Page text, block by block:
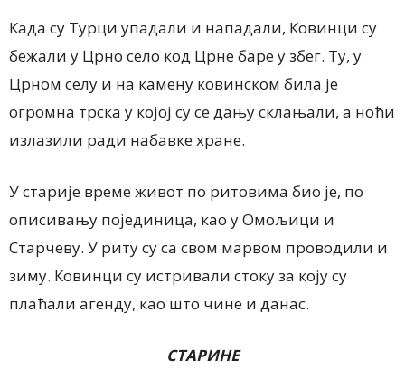
Када су Турци упадали и нападали, Ковинци су
бежали у Црно село код Црне баре у збег. Ту, у
Црном селу и на камену ковинском била је
огромна трска у којој су се дању склањали, а ноћи
излазили ради набавке хране.
У старије време живот по ритовима био је, по
описивању појединица, као у Омољици и
Старчеву. У риту су са свом марвом проводили и
зиму. Ковинци су истривали стоку за коју су
плаћали агенду, као што чине и данас.
СТАРИНЕ